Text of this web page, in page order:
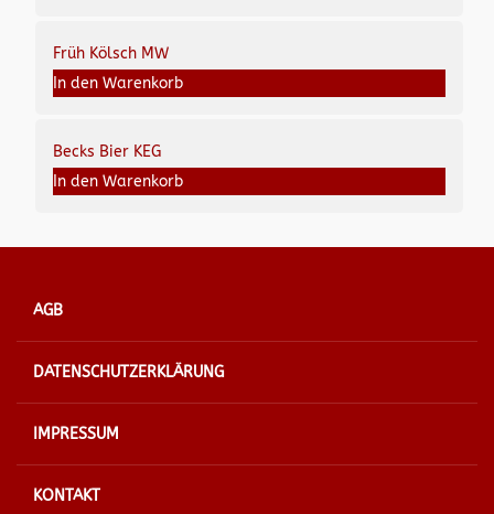
Früh Kölsch MW
In den Warenkorb
Becks Bier KEG
In den Warenkorb
AGB
DATENSCHUTZERKLÄRUNG
IMPRESSUM
KONTAKT